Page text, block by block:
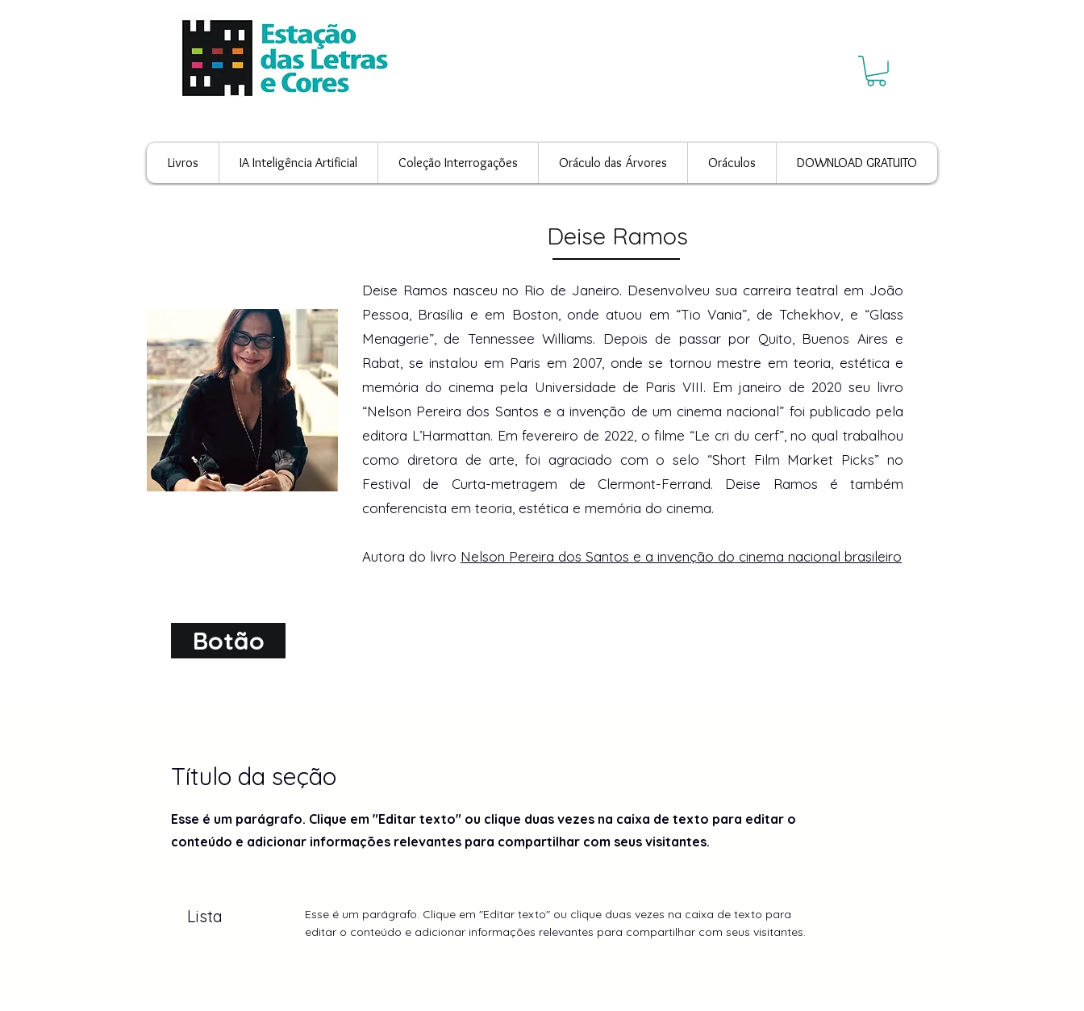
Livros IA Inteligência Artificial Coleção Interrogações Oráculo das Árvores Oráculos DOWNLOAD GRATUITO
Deise Ramos
Deise Ramos nasceu no Rio de Janeiro. Desenvolveu sua carreira teatral em João
Pessoa, Brasília e em Boston, onde atuou em “Tio Vania”, de Tchekhov, e “Glass
Menagerie”, de Tennessee Williams. Depois de passar por Quito, Buenos Aires e
Rabat, se instalou em Paris em 2007, onde se tornou mestre em teoria, estética e
memória do cinema pela Universidade de Paris VIII. Em janeiro de 2020 seu livro
“Nelson Pereira dos Santos e a invenção de um cinema nacional” foi publicado pela
editora L’Harmattan. Em fevereiro de 2022, o filme “Le cri du cerf”, no qual trabalhou
como diretora de arte, foi agraciado com o selo “Short Film Market Picks” no
Festival de Curta-metragem de Clermont-Ferrand. Deise Ramos é também
conferencista em teoria, estética e memória do cinema.
Autora do livro Nelson Pereira dos Santos e a invenção do cinema nacional brasileiro
Botão
Título da seção
Esse é um parágrafo. Clique em "Editar texto" ou clique duas vezes na caixa de texto para editar o
conteúdo e adicionar informações relevantes para compartilhar com seus visitantes.
Lista
Esse é um parágrafo. Clique em "Editar texto" ou clique duas vezes na caixa de texto para
editar o conteúdo e adicionar informações relevantes para compartilhar com seus visitantes.